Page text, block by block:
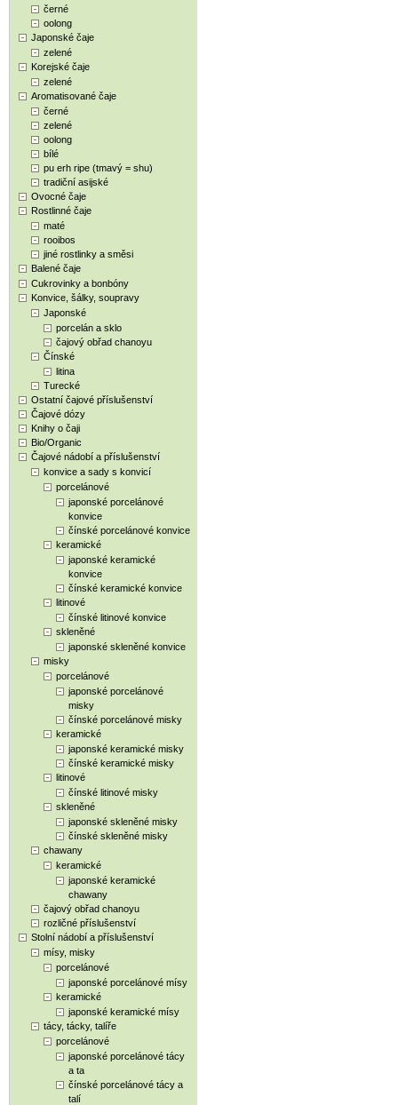
černé
oolong
Japonské čaje
zelené
Korejské čaje
zelené
Aromatisované čaje
černé
zelené
oolong
bílé
pu erh ripe (tmavý = shu)
tradiční asijské
Ovocné čaje
Rostlinné čaje
maté
rooibos
jiné rostlinky a směsi
Balené čaje
Cukrovinky a bonbóny
Konvice, šálky, soupravy
Japonské
porcelán a sklo
čajový obřad chanoyu
Čínské
litina
Turecké
Ostatní čajové příslušenství
Čajové dózy
Knihy o čaji
Bio/Organic
Čajové nádobí a příslušenství
konvice a sady s konvicí
porcelánové
japonské porcelánové
konvice
čínské porcelánové konvice
keramické
japonské keramické
konvice
čínské keramické konvice
litinové
čínské litinové konvice
skleněné
japonské skleněné konvice
misky
porcelánové
japonské porcelánové
misky
čínské porcelánové misky
keramické
japonské keramické misky
čínské keramické misky
litinové
čínské litinové misky
skleněné
japonské skleněné misky
čínské skleněné misky
chawany
keramické
japonské keramické
chawany
čajový obřad chanoyu
rozličné příslušenství
Stolní nádobí a příslušenství
mísy, misky
porcelánové
japonské porcelánové mísy
keramické
japonské keramické mísy
tácy, tácky, talíře
porcelánové
japonské porcelánové tácy
a ta
čínské porcelánové tácy a
talí